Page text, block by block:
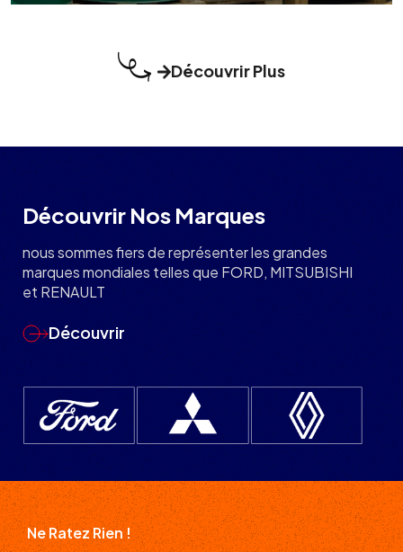
Découvrir Plus
Découvrir Nos Marques
nous sommes fiers de représenter les grandes
marques mondiales telles que FORD, MITSUBISHI
et RENAULT
Découvrir
Ne Ratez Rien !